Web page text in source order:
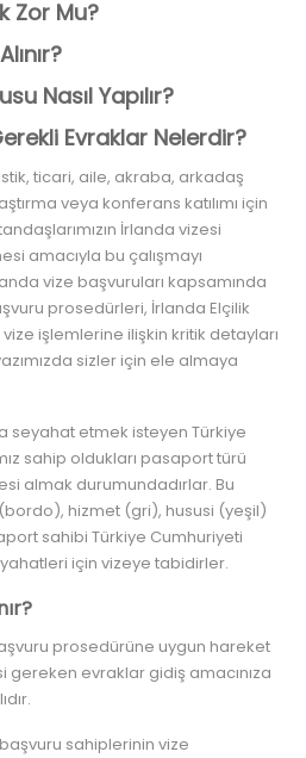
Zor Mu?
Nasıl Yapılır?
Evraklar Nelerdir?
ticari, aile, akraba, arkadaş
veya konferans katılımı için
İrlanda vizesi
amacıyla bu çalışmayı
vize başvuruları kapsamında
prosedürleri, İrlanda Elçilik
işlemlerine ilişkin kritik detayları
sizler için ele almaya
seyahat etmek isteyen Türkiye
sahip oldukları pasaport türü
almak durumundadırlar. Bu
hizmet (gri), hususi (yeşil)
sahibi Türkiye Cumhuriyeti
için vizeye tabidirler.
prosedürüne uygun hareket
evraklar gidiş amacınıza
sahiplerinin vize